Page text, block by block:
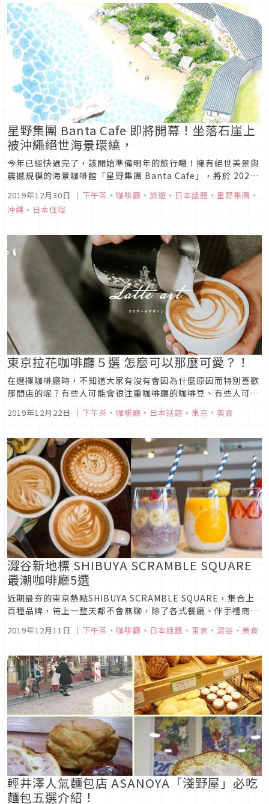
星野集團 Banta Cafe 即將開幕！坐落石崖上
被沖繩絕世海景環繞，
今年已經快過完了，該開始準備明年的旅行囉！擁有絕世美景與
震撼規模的海景咖啡館「星野集團 Banta Cafe」，將於 2020
年 5 月 20 日在沖繩縣讀谷村開幕。充分利用海岸天然地形設置
的座位類型豐富，讓人可以望著眼前無邊無際的大海，盡情享受
自由自在的時光。緊鄰海邊的露台座位，可遠眺大海、度過...
2019年12月30日 ｜ 下午茶 、 咖啡廳 、 旅遊 、 日本話題 、 星野集團 、
沖繩 、 日本住宿
東京拉花咖啡廳５選 怎麼可以那麼可愛？！
在選擇咖啡廳時，不知道大家有沒有會因為什麼原因而特別喜歡
那間店的呢？有些人可能會很注重咖啡廳的咖啡豆、有些人可能
會因為店家的裝潢風格而去，不知道有沒有人是因為特別喜愛店
家的拉花風格而特別慕名而去的呢？Japaholic編輯部這邊特別
我們一起來看...
2019年12月22日 ｜ 下午茶 、 咖啡廳 、 日本話題 、 東京 、 美食
澀谷新地標 SHIBUYA SCRAMBLE SQUARE
最潮咖啡廳5選
近期最夯的東京熱點SHIBUYA SCRAMBLE SQUARE，集合上
百種品牌，待上一整天都不會無聊，除了各式餐廳、伴手禮商店
選擇相當多元外，不少日本國內外知名咖啡品牌也來搶進更是一
大特色，在上班族往來頻繁的澀谷地區，隨處可見餐廳、咖啡
SHIBU...
2019年12月11日 ｜ 下午茶 、 咖啡廳 、 日本話題 、 東京 、 澀谷 、 美食
輕井澤人氣麵包店 ASANOYA「淺野屋」必吃
麵包五選介紹！